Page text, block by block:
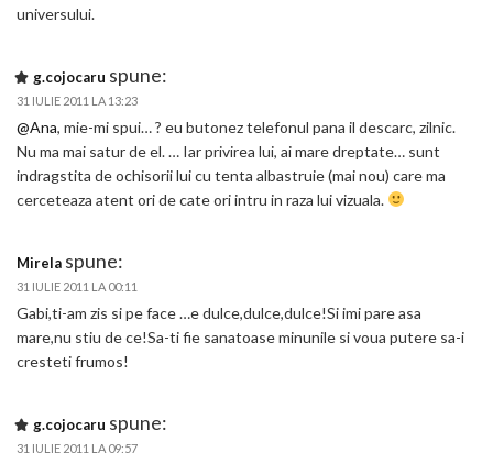
universului.
g.cojocaru spune:
31 IULIE 2011 LA 13:23
@Ana, mie-mi spui… ? eu butonez telefonul pana il descarc, zilnic.
Nu ma mai satur de el. … Iar privirea lui, ai mare dreptate… sunt
indragstita de ochisorii lui cu tenta albastruie (mai nou) care ma
cerceteaza atent ori de cate ori intru in raza lui vizuala.
Mirela spune:
31 IULIE 2011 LA 00:11
Gabi,ti-am zis si pe face …e dulce,dulce,dulce!Si imi pare asa
mare,nu stiu de ce!Sa-ti fie sanatoase minunile si voua putere sa-i
cresteti frumos!
g.cojocaru spune:
31 IULIE 2011 LA 09:57